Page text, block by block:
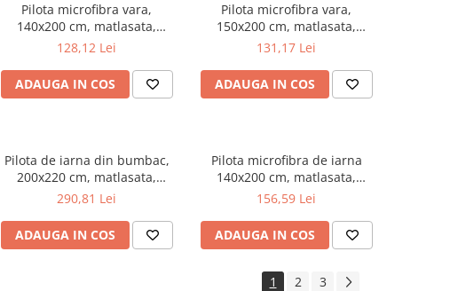
Pilota microfibra vara,
140x200 cm, matlasata,
hipoalergenica, usoara,
densitate 200 g/m², lavabila la
95°C, alb
128,12 Lei
ADAUGA IN COS
Pilota microfibra vara,
150x200 cm, matlasata,
hipoalergenica, usoara,
densitate 200 g/m², lavabila la
95°C, alb
131,17 Lei
ADAUGA IN COS
Pilota de iarna din bumbac,
200x220 cm, matlasata,
umplutura bilute siliconizate,
95°C, alb
290,81 Lei
ADAUGA IN COS
Pilota microfibra de iarna
140x200 cm, matlasata,
umplutura bilute siliconizate,
g/m², lavabila la 95°C, alb
156,59 Lei
ADAUGA IN COS
1 2 3